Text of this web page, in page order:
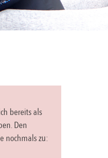
bereits als
Den
nochmals zu: